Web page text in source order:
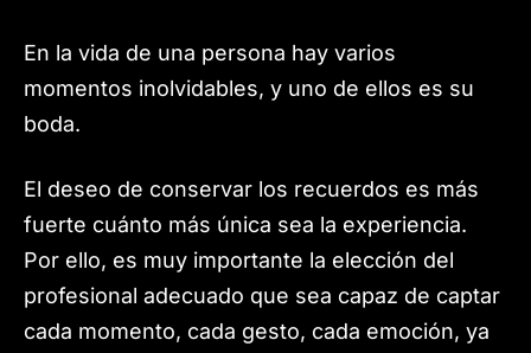
En la vida de una persona hay varios
momentos inolvidables, y uno de ellos es su
boda.
El deseo de conservar los recuerdos es más
fuerte cuánto más única sea la experiencia.
Por ello, es muy importante la elección del
profesional adecuado que sea capaz de captar
cada momento, cada gesto, cada emoción, ya